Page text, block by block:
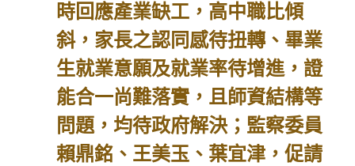
時回應產業缺工，高中職比傾
斜，家長之認同感待扭轉、畢業
生就業意願及就業率待增進，證
能合一尚難落實，且師資結構等
問題，均待政府解決；監察委員
賴鼎銘、王美玉、葉宜津，促請